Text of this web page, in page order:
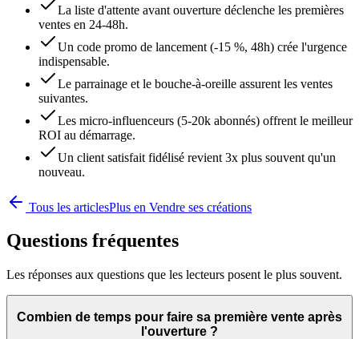
La liste d'attente avant ouverture déclenche les premières
ventes en 24-48h.
Un code promo de lancement (-15 %, 48h) crée l'urgence
indispensable.
Le parrainage et le bouche-à-oreille assurent les ventes
suivantes.
Les micro-influenceurs (5-20k abonnés) offrent le meilleur
ROI au démarrage.
Un client satisfait fidélisé revient 3x plus souvent qu'un
nouveau.
Tous les articlesPlus en Vendre ses créations
Questions fréquentes
Les réponses aux questions que les lecteurs posent le plus souvent.
Combien de temps pour faire sa première vente après
l'ouverture ?